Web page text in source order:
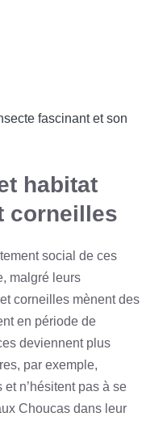
fascinant et son
habitat
corneilles
social de ces
malgré leurs
corneilles mènent des
en période de
deviennent plus
par exemple,
n’hésitent pas à se
Choucas dans leur